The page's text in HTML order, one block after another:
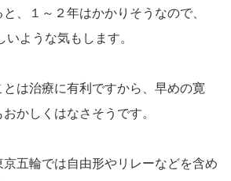
、１～２年はかかりそうなので、
ような気もします。
とは治療に有利ですから、早めの寛
かしくはなさそうです。
五輪では自由形やリレーなどを含め